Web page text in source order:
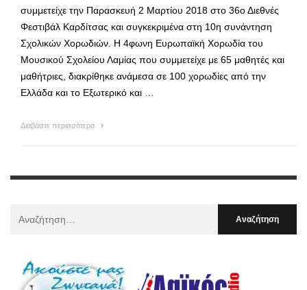
συμμετείχε την Παρασκευή 2 Μαρτίου 2018 στο 36ο Διεθνές
Φεστιβάλ Καρδίτσας και συγκεκριμένα στη 10η συνάντηση
Σχολικών Χορωδιών. Η 4φωνη Ευρωπαϊκή Χορωδία του
Μουσικού Σχολείου Λαμίας που συμμετείχε με 65 μαθητές και
μαθήτριες, διακρίθηκε ανάμεσα σε 100 χορωδίες από την
Ελλάδα και το Εξωτερικό και …
Διαβάστε περισσότερα